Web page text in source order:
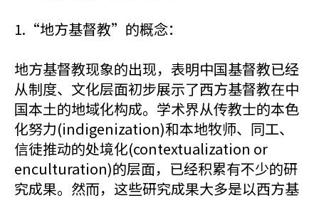
1.“地方基督教”的概念：
地方基督教现象的出现，表明中国基督教已经
从制度、文化层面初步展示了西方基督教在中
国本土的地域化构成。学术界从传教士的本色
化努力(indigenization)和本地牧师、同工、
信徒推动的处境化(contextualization or
enculturation)的层面，已经积累有不少的研
究成果。然而，这些研究成果大多是以西方基